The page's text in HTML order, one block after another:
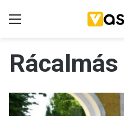
Rácalmás